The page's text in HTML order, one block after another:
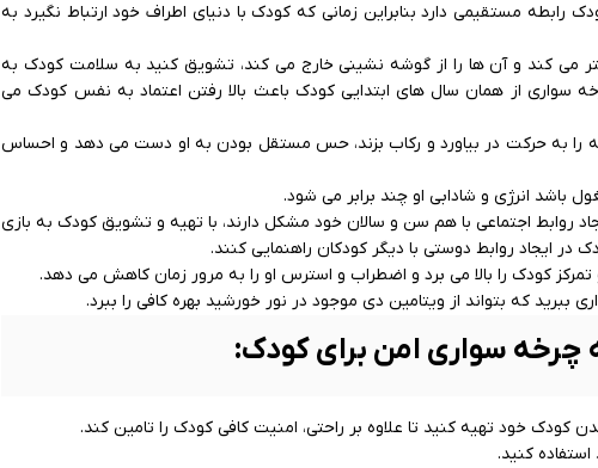
رابطه مستقیمی دارد بنابراین زمانی که کودک با دنیای اطراف خود ارتباط نگیرد به
می کند و آن ها را از گوشه نشینی خارج می کند، تشویق کنید به سلامت کودک به
از همان سال های ابتدایی کودک باعث بالا رفتن اعتماد به نفس کودک می
را به حرکت در بیاورد و رکاب بزند، حس مستقل بودن به او دست می دهد و احساس
باشد انرژی و شادابی او چند برابر می شود.
روابط اجتماعی با هم سن و سالان خود مشکل دارند، با تهیه و تشویق کودک به بازی
در ایجاد روابط دوستی با دیگر کودکان راهنمایی کنند.
کودک را بالا می برد و اضطراب و استرس او را به مرور زمان کاهش می دهد.
که بتواند از ویتامین دی موجود در نور خورشید بهره کافی را ببرد.
سواری امن برای کودک:
خود تهیه کنید تا علاوه بر راحتی، امنیت کافی کودک را تامین کند.
استفاده کنید.